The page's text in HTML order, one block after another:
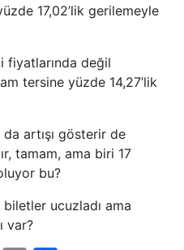
17,02’lik gerilemeyle
fiyatlarında değil
tersine yüzde 14,27’lik
artışı gösterir de
tamam, ama biri 17
bu?
biletler ucuzladı ama
var?